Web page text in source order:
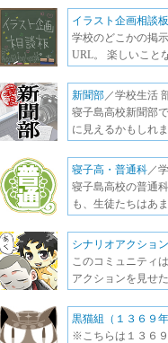
イラスト企画相談板
学校のどこかの掲
URL。 楽しいこと
新聞部／学校生活
寝子島高校新聞部
に見えるかもしれ
寝子高・普通科／
寝子島高校の普通
も、生徒たちはあ
シナリオアクショ
このコミュニティ
アクションを見せ
黒猫組（１３６９
※こちらは１３６